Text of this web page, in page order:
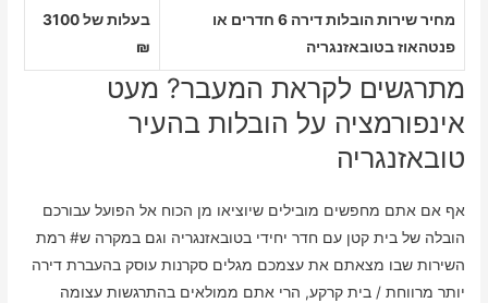
מחיר שירות הובלות דירה 6 חדרים או
פנטהאוז בטובאזנגריה
בעלות של 3100
₪
מתרגשים לקראת המעבר? מעט
אינפורמציה על הובלות בהעיר
טובאזנגריה
אף אם אתם מחפשים מובילים שיוציאו מן הכוח אל הפועל עבורכם
הובלה של בית קטן עם חדר יחידי בטובאזנגריה וגם במקרה ש# רמת
השירות שבו מצאתם את עצמכם מגלים סקרנות עוסק בהעברת דירה
יותר מרווחת / בית קרקע, הרי אתם ממולאים בהתרגשות עצומה